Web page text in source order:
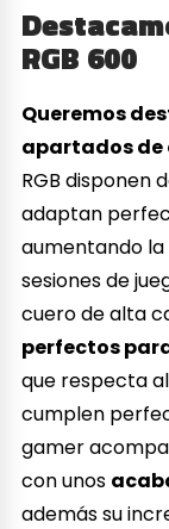
RGB 600
Queremos
apartados de
RGB disponen
adaptan
aumentando
sesiones de
cuero de alta
perfectos
que respecta
cumplen
gamer
con unos
además su